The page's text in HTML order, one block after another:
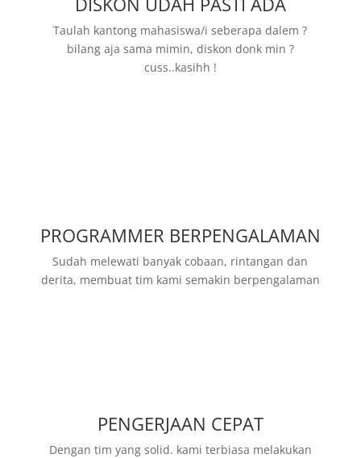
Taulah kantong mahasiswa/i seberapa dalem ?
bilang aja sama mimin, diskon donk min ?
cuss..kasihh !
PROGRAMMER BERPENGALAMAN
Sudah melewati banyak cobaan, rintangan dan
derita, membuat tim kami semakin berpengalaman
PENGERJAAN CEPAT
Dengan tim yang solid. kami terbiasa melakukan